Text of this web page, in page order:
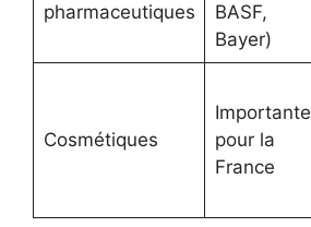
pharmaceutiques
BASF,
Bayer)
Cosmétiques
Importante
pour la
France